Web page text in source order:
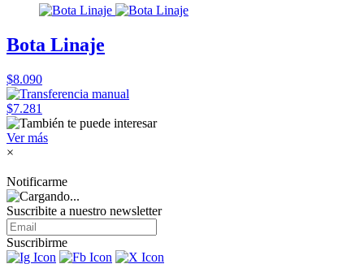
Bota Linaje
$8.090
$7.281
Ver más
×
Notificarme
Suscribite a nuestro newsletter
Suscribirme